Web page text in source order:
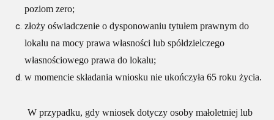
poziom zero;
złoży oświadczenie o dysponowaniu tytułem prawnym do
lokalu na mocy prawa własności lub spółdzielczego
własnościowego prawa do lokalu;
w momencie składania wniosku nie ukończyła 65 roku życia.
W przypadku, gdy wniosek dotyczy osoby małoletniej lub